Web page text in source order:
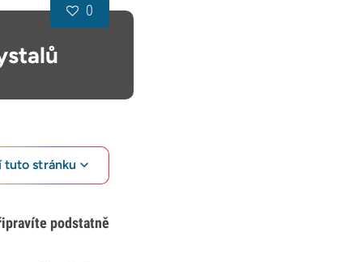
0
tuto stránku
podstatně